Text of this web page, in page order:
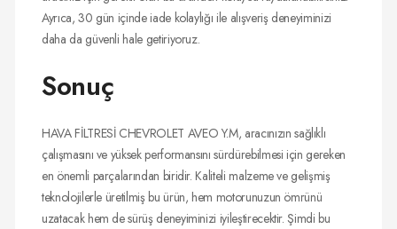
Ayrıca, 30 gün içinde iade kolaylığı ile alışveriş deneyiminizi
daha da güvenli hale getiriyoruz.
Sonuç
HAVA FİLTRESİ CHEVROLET AVEO Y.M, aracınızın sağlıklı
çalışmasını ve yüksek performansını sürdürebilmesi için gereken
en önemli parçalarından biridir. Kaliteli malzeme ve gelişmiş
teknolojilerle üretilmiş bu ürün, hem motorunuzun ömrünü
uzatacak hem de sürüş deneyiminizi iyileştirecektir. Şimdi bu